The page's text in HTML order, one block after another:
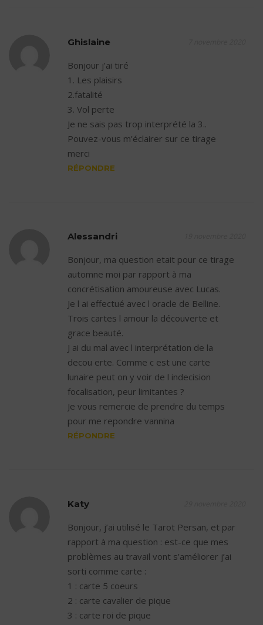
Ghislaine
Bonjour j’ai tiré
1. Les plaisirs
2.fatalité
3. Vol perte
Je ne sais pas trop interprété la 3..
Pouvez-vous m’éclairer sur ce tirage
merci
RÉPONDRE
Alessandri
Bonjour, ma question etait pour ce tirage
automne moi par rapport à ma
concrétisation amoureuse avec Lucas.
Je l ai effectué avec l oracle de Belline.
Trois cartes l amour la découverte et
grace beauté.
J ai du mal avec l interprétation de la
decou erte. Comme c est une carte
lunaire peut on y voir de l indecision
focalisation, peur limitantes ?
Je vous remercie de prendre du temps
pour me repondre vannina
RÉPONDRE
Katy
Bonjour, j’ai utilisé le Tarot Persan, et par
rapport à ma question : est-ce que mes
problèmes au travail vont s’améliorer j’ai
sorti comme carte :
1 : carte 5 coeurs
2 : carte cavalier de pique
3 : carte roi de pique